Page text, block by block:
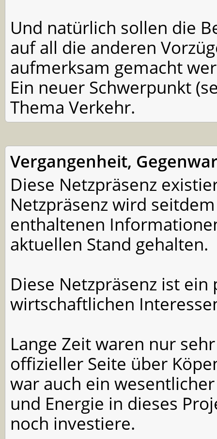
Und natürlich sollen die
auf all die anderen
aufmerksam gemacht
Ein neuer Schwerpunkt
Thema Verkehr.
Vergangenheit,
Diese Netzpräsenz
Netzpräsenz wird
enthaltenen
aktuellen Stand gehalten.
Diese Netzpräsenz ist
wirtschaftlichen
Lange Zeit waren nur
offizieller Seite über
war auch ein
und Energie in dieses
noch investiere.